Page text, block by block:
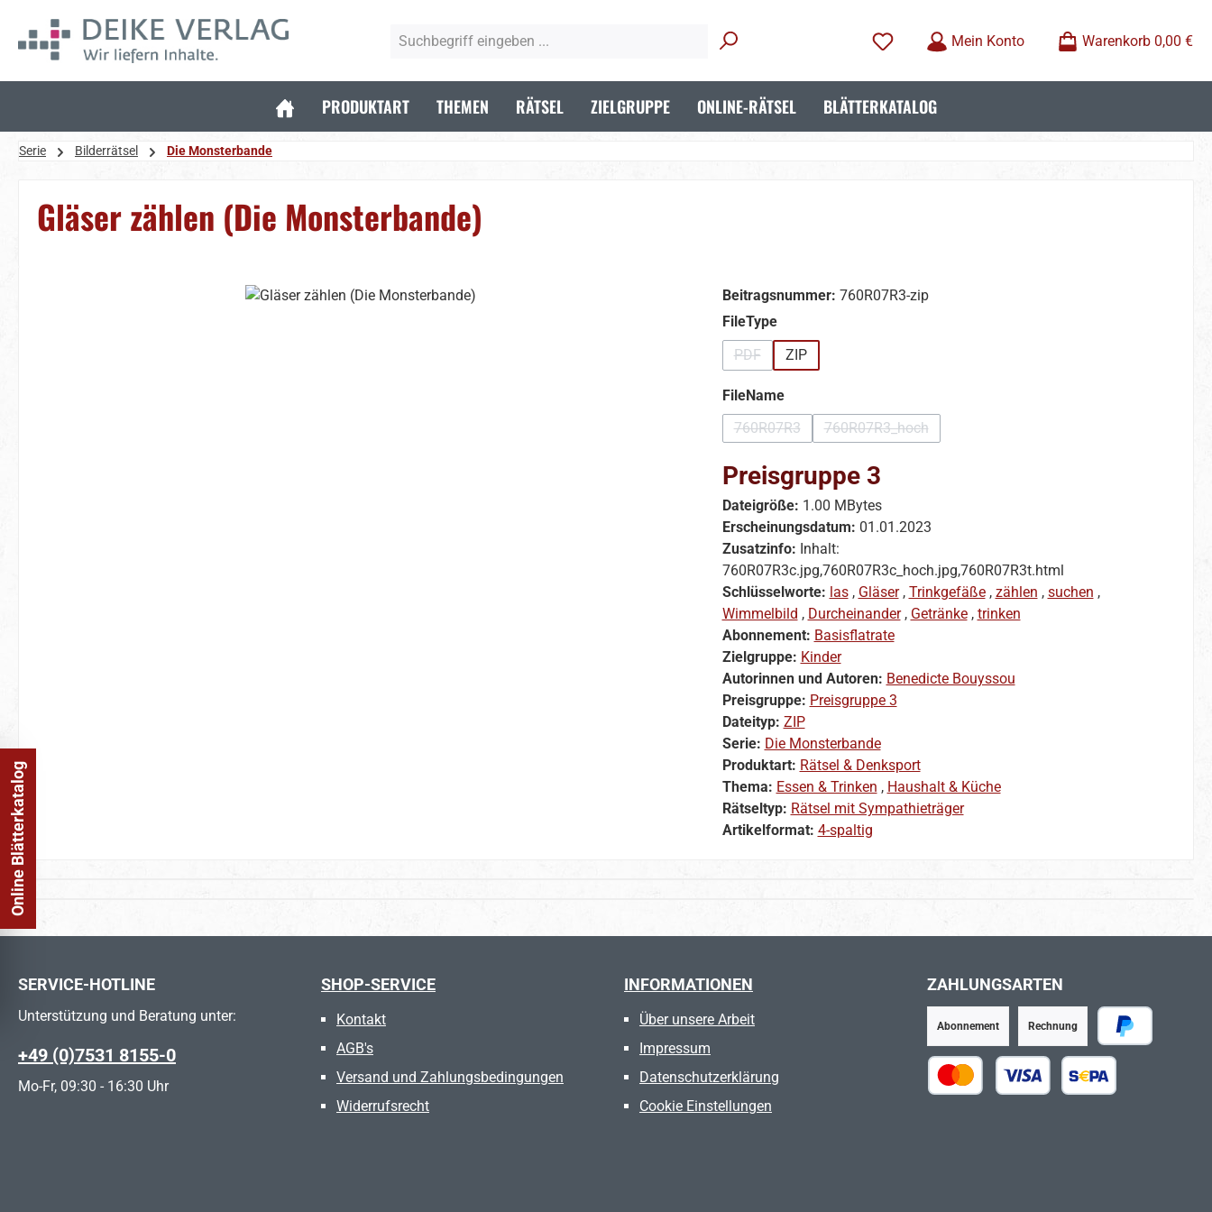
Hauptinhalt springen
Zur Suche springen
Zur Hauptnavigation springen
Mein Konto
Warenkorb 0,00 €
PRODUKTART THEMEN RÄTSEL ZIELGRUPPE ONLINE-RÄTSEL BLÄTTERKATALOG
Serie Bilderrätsel Die Monsterbande
Gläser zählen (Die Monsterbande)
Beitragsnummer: 760R07R3-zip
FileTypeauswählen
PDF
(Diese Option ist zurzeit nicht verfügbar.)
ZIP
FileNameauswählen
760R07R3
(Diese Option ist zurzeit nicht verfügbar.)
760R07R3_hoch
(Diese Option ist zurzeit nicht verfügbar.)
Preisgruppe 3
Dateigröße: 1.00 MBytes
Erscheinungsdatum: 01.01.2023
Zusatzinfo: Inhalt:
760R07R3c.jpg,760R07R3c_hoch.jpg,760R07R3t.html
Schlüsselworte: las, Gläser, Trinkgefäße, zählen , suchen ,
Wimmelbild , Durcheinander, Getränke, trinken
Abonnement: Basisflatrate
Zielgruppe: Kinder
Autorinnen und Autoren: Benedicte Bouyssou
Preisgruppe: Preisgruppe 3
Dateityp: ZIP
Serie: Die Monsterbande
Produktart: Rätsel & Denksport
Thema: Essen & Trinken , Haushalt & Küche
Rätseltyp: Rätsel mit Sympathieträger
Artikelformat: 4-spaltig
SERVICE-HOTLINE
Unterstützung und Beratung unter:
+49 (0)7531 8155-0
Mo-Fr, 09:30 - 16:30 Uhr
SHOP-SERVICE
Kontakt
AGB's
Versand und Zahlungsbedingungen
Widerrufsrecht
INFORMATIONEN
Über unsere Arbeit
Impressum
Datenschutzerklärung
Cookie Einstellungen
ZAHLUNGSARTEN
PayPal
Abonnement Rechnung
Online Blätterkatalog